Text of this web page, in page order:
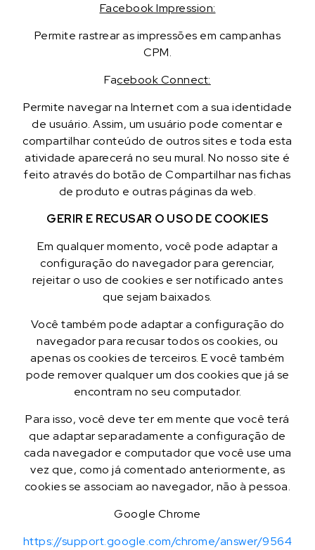
Facebook Impression:
Permite rastrear as impressões em campanhas
CPM.
Facebook Connect:
Permite navegar na Internet com a sua identidade
de usuário. Assim, um usuário pode comentar e
compartilhar conteúdo de outros sites e toda esta
atividade aparecerá no seu mural. No nosso site é
feito através do botão de Compartilhar nas fichas
de produto e outras páginas da web.
GERIR E RECUSAR O USO DE COOKIES
Em qualquer momento, você pode adaptar a
configuração do navegador para gerenciar,
rejeitar o uso de cookies e ser notificado antes
que sejam baixados.
Você também pode adaptar a configuração do
navegador para recusar todos os cookies, ou
apenas os cookies de terceiros. E você também
pode remover qualquer um dos cookies que já se
encontram no seu computador.
Para isso, você deve ter em mente que você terá
que adaptar separadamente a configuração de
cada navegador e computador que você use uma
vez que, como já comentado anteriormente, as
cookies se associam ao navegador, não à pessoa.
Google Chrome
https://support.google.com/chrome/answer/9564